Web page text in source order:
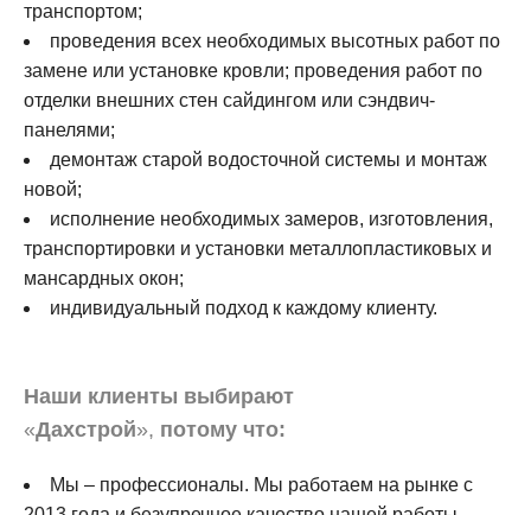
транспортом;
проведения всех необходимых высотных работ по
замене или установке кровли; проведения работ по
отделки внешних стен сайдингом или сэндвич-
панелями;
демонтаж старой водосточной системы и монтаж
новой;
исполнение необходимых замеров, изготовления,
транспортировки и установки металлопластиковых и
мансардных окон;
индивидуальный подход к каждому клиенту.
Наши клиенты выбирают
«Дахстрой», потому что:
Мы – профессионалы. Мы работаем на рынке с